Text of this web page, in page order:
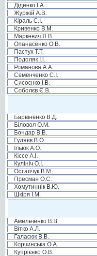
Діденко І.А.
Журжій А.В.
Кіраль С.І.
Кривенко В.М.
Маркевич Я.В.
Опанасенко О.В.
Пастух Т.Т.
Подоляк І.І.
Романова А.А.
Семенченко С.І.
Сисоєнко І.В.
Соболєв Є.В.
Барвіненко В.Д.
Біловол О.М.
Бондар В.В.
Гуляєв В.О.
Ільюк А.О.
Кіссе А.І.
Кулініч О.І.
Остапчук В.М.
Пресман О.С.
Хомутиннік В.Ю.
Шкіря І.М.
Амельченко В.В.
Вітко А.Л.
Галасюк В.В.
Корчинська О.А.
Купрієнко О.В.